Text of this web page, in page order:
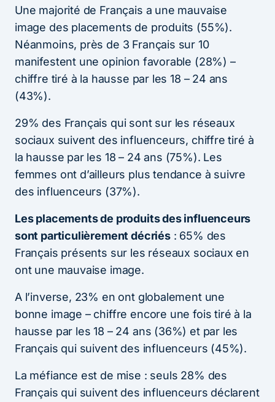
Une majorité de Français a une mauvaise
image des placements de produits (55%).
Néanmoins, près de 3 Français sur 10
manifestent une opinion favorable (28%) –
chiffre tiré à la hausse par les 18 – 24 ans
(43%).
29% des Français qui sont sur les réseaux
sociaux suivent des influenceurs, chiffre tiré à
la hausse par les 18 – 24 ans (75%). Les
femmes ont d’ailleurs plus tendance à suivre
des influenceurs (37%).
Les placements de produits des influenceurs
sont particulièrement décriés: 65% des
Français présents sur les réseaux sociaux en
ont une mauvaise image.
A l’inverse, 23% en ont globalement une
bonne image – chiffre encore une fois tiré à la
hausse par les 18 – 24 ans (36%) et par les
Français qui suivent des influenceurs (45%).
La méfiance est de mise : seuls 28% des
Français qui suivent des influenceurs déclarent